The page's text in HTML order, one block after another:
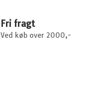
Fri fragt
Ved køb over 2000,-